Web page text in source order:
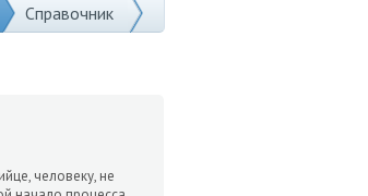
Справочник
человеку, не